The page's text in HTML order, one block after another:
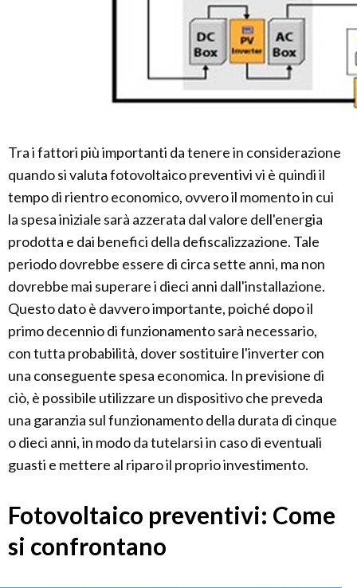
Tra i fattori più importanti da tenere in considerazione
quando si valuta fotovoltaico preventivi vi è quindi il
tempo di rientro economico, ovvero il momento in cui
la spesa iniziale sarà azzerata dal valore dell'energia
prodotta e dai benefici della defiscalizzazione. Tale
periodo dovrebbe essere di circa sette anni, ma non
dovrebbe mai superare i dieci anni dall'installazione.
Questo dato è davvero importante, poiché dopo il
primo decennio di funzionamento sarà necessario,
con tutta probabilità, dover sostituire l'inverter con
una conseguente spesa economica. In previsione di
ciò, è possibile utilizzare un dispositivo che preveda
una garanzia sul funzionamento della durata di cinque
o dieci anni, in modo da tutelarsi in caso di eventuali
guasti e mettere al riparo il proprio investimento.
Fotovoltaico preventivi: Come
si confrontano